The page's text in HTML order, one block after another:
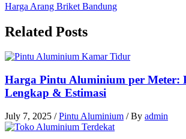
Harga Arang Briket Bandung
Related Posts
Harga Pintu Aluminium per Meter:
Lengkap & Estimasi
July 7, 2025 /Pintu Aluminium / By admin